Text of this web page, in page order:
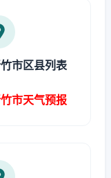
市区县列表
市天气预报